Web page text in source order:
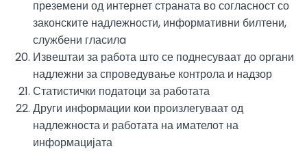
преземени од интернет страната во согласност со
законските надлежности, информативни билтени,
службени гласилa
Извештаи за работа што се поднесуваат до органи
надлежни за спроведување контрола и надзор
Статистички податоци за работата
Други информации кои произлегуваат од
надлежноста и работата на имателот на
информацијата